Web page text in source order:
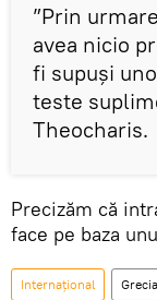
”Prin
avea nicio
fi supuși
teste
Theocharis.
Precizăm că
face pe baza
Internaţional Grecia